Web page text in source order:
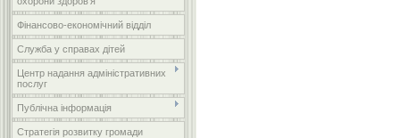
Фінансово-економічний відділ
Служба у справах дітей
Центр надання адміністративних
послуг
Публічна інформація
Стратегія розвитку громади